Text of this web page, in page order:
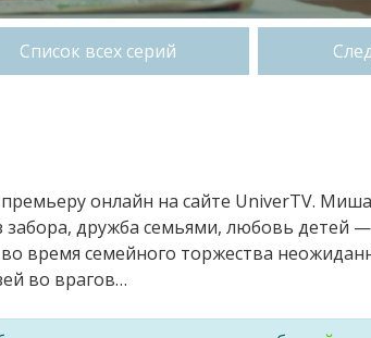
Список всех серий
онлайн на сайте UniverTV.
забора, дружба семьями, любовь детей
время семейного торжества
во врагов…